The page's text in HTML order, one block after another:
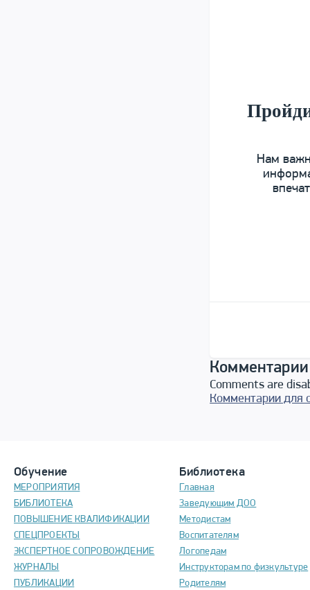
Нам
Comments are
Комментарии для
Обучение
МЕРОПРИЯТИЯ
БИБЛИОТЕКА
ПОВЫШЕНИЕ КВАЛИФИКАЦИИ
СПЕЦПРОЕКТЫ
ЭКСПЕРТНОЕ СОПРОВОЖДЕНИЕ
ЖУРНАЛЫ
ПУБЛИКАЦИИ
Библиотека
Главная
Заведующим ДОО
Методистам
Воспитателям
Логопедам
Инструкторам по физкультуре
Родителям